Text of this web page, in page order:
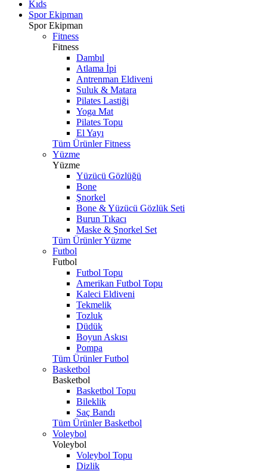
Kıds
Spor Ekipman
Spor Ekipman
Fitness
Fitness
Dambıl
Atlama İpi
Antrenman Eldiveni
Suluk & Matara
Pilates Lastiği
Yoga Mat
Pilates Topu
El Yayı
Tüm Ürünler Fitness
Yüzme
Yüzme
Yüzücü Gözlüğü
Bone
Şnorkel
Bone & Yüzücü Gözlük Seti
Burun Tıkacı
Maske & Şnorkel Set
Tüm Ürünler Yüzme
Futbol
Futbol
Futbol Topu
Amerikan Futbol Topu
Kaleci Eldiveni
Tekmelik
Tozluk
Düdük
Boyun Askısı
Pompa
Tüm Ürünler Futbol
Basketbol
Basketbol
Basketbol Topu
Bileklik
Saç Bandı
Tüm Ürünler Basketbol
Voleybol
Voleybol
Voleybol Topu
Dizlik